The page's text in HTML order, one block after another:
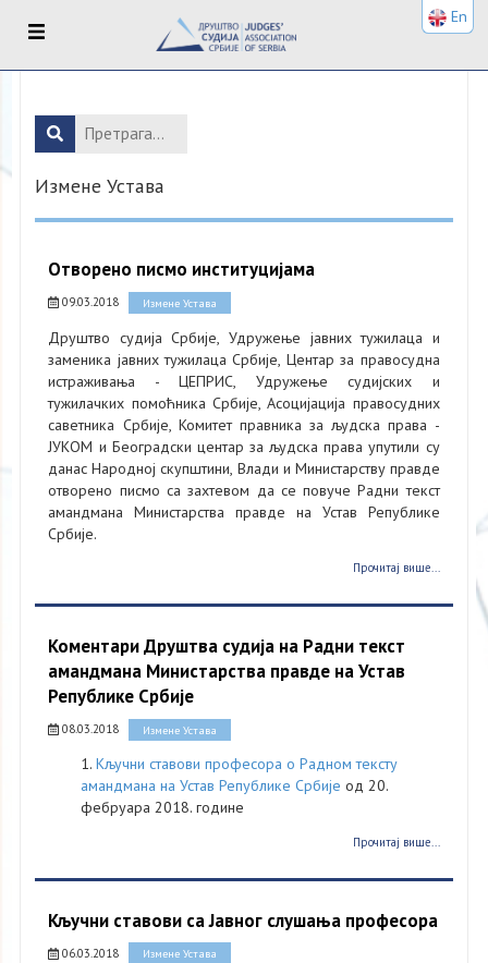
Измене Устава
Отворено писмо институцијама
09.03.2018 Измене Устава
Друштво судија Србије, Удружење јавних тужилаца и
заменика јавних тужилаца Србије, Центар за правосудна
истраживања - ЦЕПРИС, Удружење судијских и
тужилачких помоћника Србије, Асоцијација правосудних
саветника Србије, Комитет правника за људска права -
ЈУКОМ и Београдски центар за људска права упутили су
данас Народној скупштини, Влади и Министарству правде
отворено писмо са захтевом да се повуче Радни текст
амандмана Министарства правде на Устав Републике
Србије.
Прочитај више...
Коментари Друштва судија на Радни текст
амандмана Министарства правде на Устав
Републике Србије
08.03.2018 Измене Устава
1.Кључни ставови професора о Радном тексту
амандмана на Устав Републике Србије од 20.
фебруара 2018. године
Прочитај више...
Кључни ставови са Јавног слушања професора
06.03.2018 Измене Устава
En